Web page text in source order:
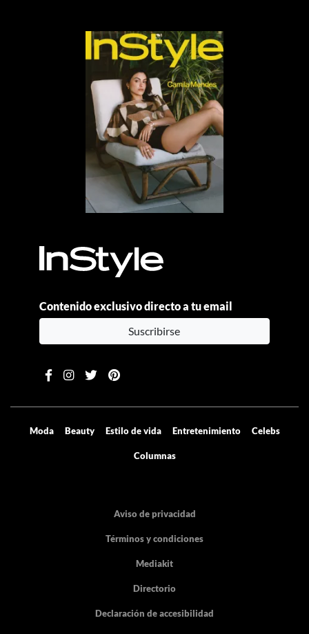
Contenido exclusivo directo a tu email
Suscribirse
Moda Beauty Estilo de vida Entretenimiento Celebs
Columnas
Aviso de privacidad
Términos y condiciones
Mediakit
Directorio
Declaración de accesibilidad